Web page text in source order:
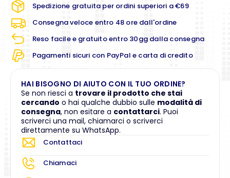
Spedizione gratuita per ordini superiori a €69
Consegna veloce entro 48 ore dall'ordine
Reso facile e gratuito entro 30gg dalla consegna
Pagamenti sicuri con PayPal e carta di credito
HAI BISOGNO DI AIUTO CON IL TUO ORDINE?
Se non riesci a trovare il prodotto che stai
cercando o hai qualche dubbio sulle modalità di
consegna, non esitare a contattarci. Puoi
scriverci una mail, chiamarci o scriverci
direttamente su WhatsApp.
Contattaci
Chiamaci